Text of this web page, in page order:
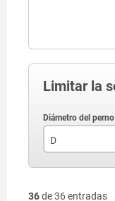
Limitar la
D
3
4
36de 36 entradas